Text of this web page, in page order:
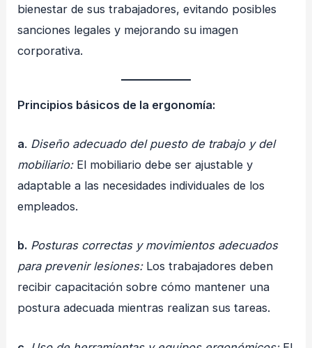
bienestar de sus trabajadores, evitando posibles
sanciones legales y mejorando su imagen
corporativa.
Principios básicos de la ergonomía:
a. Diseño adecuado del puesto de trabajo y del
mobiliario:El mobiliario debe ser ajustable y
adaptable a las necesidades individuales de los
empleados.
b. Posturas correctas y movimientos adecuados
para prevenir lesiones:Los trabajadores deben
recibir capacitación sobre cómo mantener una
postura adecuada mientras realizan sus tareas.